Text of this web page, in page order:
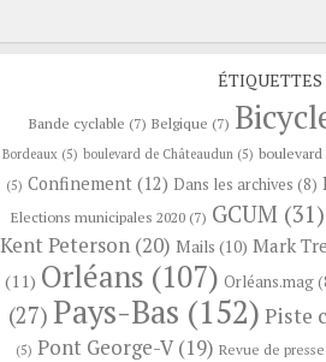
ÉTIQUETTES
Bande cyclable (7) Belgique (7)
Bordeaux (5) boulevard de Châteaudun (5) boulevard
(5) Confinement (12) Dans les archives (8)
Elections municipales 2020(7) GCUM (31)
Kent Peterson (20) Mails (10) Mark
(11) Orléans (107) Orléans.mag
(27) Pays-Bas (152) Piste
(5) Pont George-V(19) Revue de presse